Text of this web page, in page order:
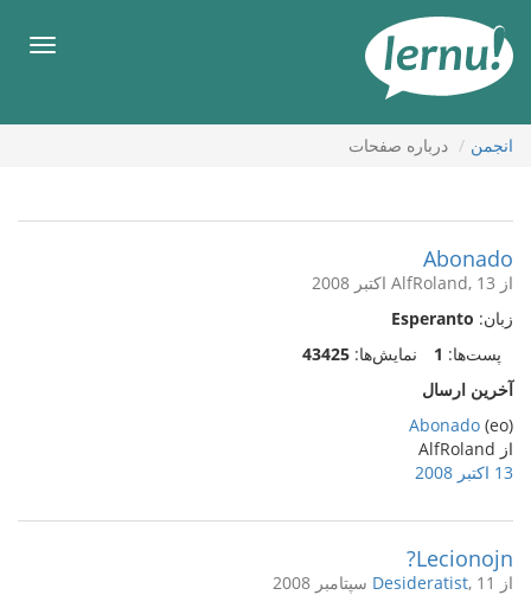
محتوا
انجمن درباره صفحات
Abonado
از AlfRoland, 13 اکتبر 2008
زبان: Esperanto
پست‌ها: 1 نمایش‌ها: 43425
آخرین ارسال
(eo)
Abonado
از AlfRoland
13 اکتبر 2008
Lecionojn?
از Desideratist, 11 سپتامبر 2008